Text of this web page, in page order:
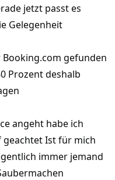
vielleicht etwas enger
es irgendwie ok, weil
die gesparte Zeit tut
jetzt passt es
Gelegenheit
gefunden
Prozent deshalb
angeht habe ich
Ist für mich
immer jemand